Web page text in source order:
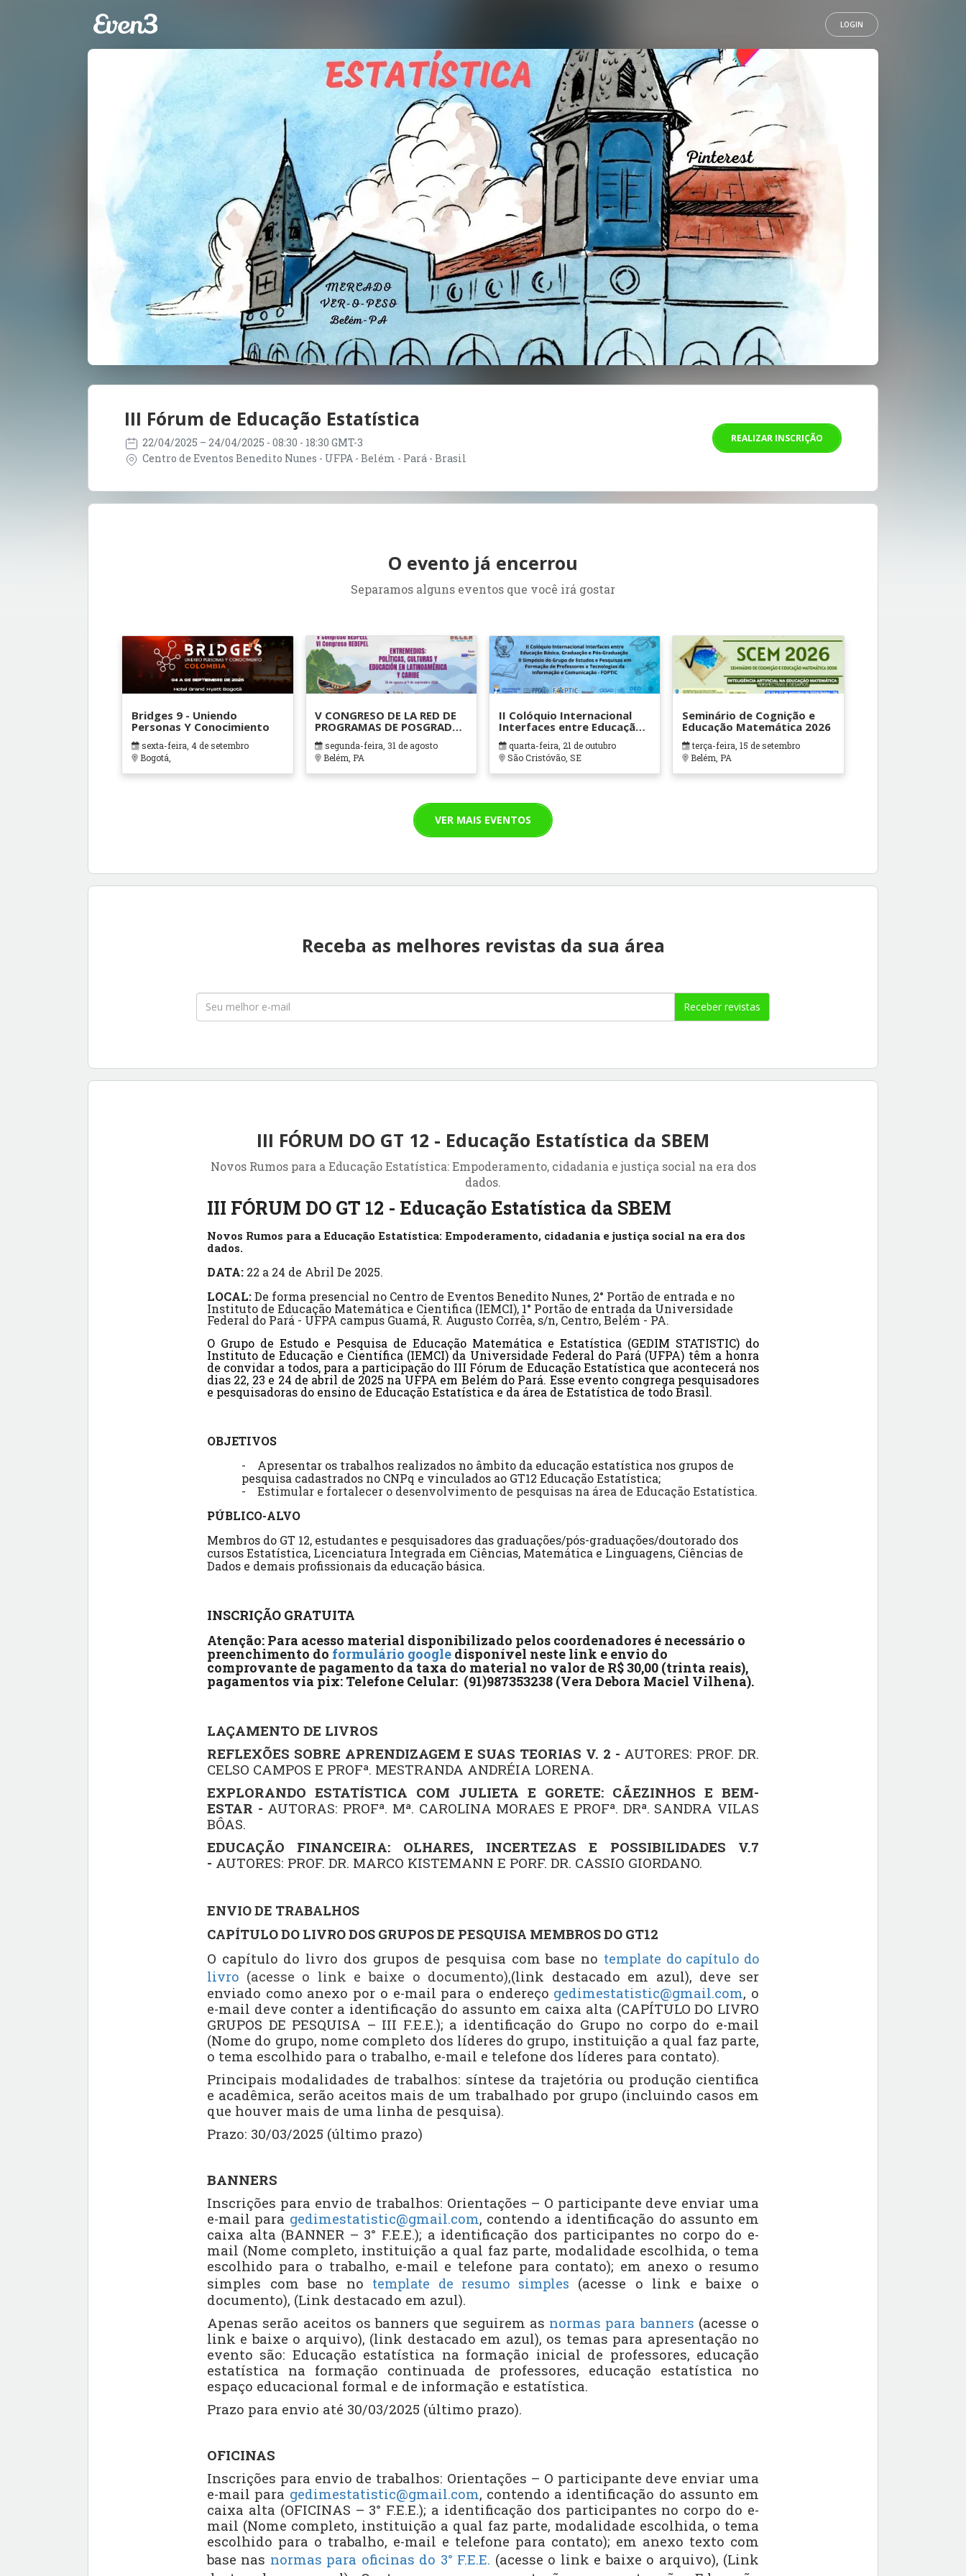
LOGIN
III Fórum de Educação Estatística
22/04/2025 – 24/04/2025 - 08:30 - 18:30 GMT-3
Centro de Eventos Benedito Nunes - UFPA - Belém - Pará - Brasil
REALIZAR INSCRIÇÃO
O evento já encerrou
Separamos alguns eventos que você irá gostar
Bridges 9 - Uniendo
Personas Y Conocimiento
sexta-feira, 4 de setembro
Bogotá,
V CONGRESO DE LA RED DE
PROGRAMAS DE POSGRADO
EN EDUCACIÓN DE AMÉRICA
LATINA Y EL CARIBE
segunda-feira, 31 de agosto
Belém, PA
II Colóquio Internacional
Interfaces entre Educação
Básica, Graduação e Pós-
Graduação II Simpósio do
Grupo de Estudos e
Pesquisas em Formação de
Comunicação – FOPTIC
quarta-feira, 21 de outubro
São Cristóvão, SE
Seminário de Cognição e
Educação Matemática 2026
terça-feira, 15 de setembro
Belém, PA
VER MAIS EVENTOS
Receba as melhores revistas da sua área
Receber revistas
III FÓRUM DO GT 12 - Educação Estatística da SBEM
Novos Rumos para a Educação Estatística: Empoderamento, cidadania e justiça social na era dos
dados.
III FÓRUM DO GT 12 - Educação Estatística da SBEM
Novos Rumos para a Educação Estatística: Empoderamento, cidadania e justiça social na era dos
dados.
DATA: 22 a 24 de Abril De 2025.
LOCAL:De forma presencial no Centro de Eventos Benedito Nunes, 2° Portão de entrada e no
Instituto de Educação Matemática e Cientifica (IEMCI), 1° Portão de entrada da Universidade
Federal do Pará - UFPA campus Guamá, R. Augusto Corrêa, s/n, Centro, Belém - PA.
O Grupo de Estudo e Pesquisa de Educação Matemática e Estatística (GEDIM STATISTIC) do
Instituto de Educação e Científica (IEMCI) da Universidade Federal do Pará (UFPA) têm a honra
de convidar a todos, para a participação do III Fórum de Educação Estatística que acontecerá nos
dias 22, 23 e 24 de abril de 2025 na UFPA em Belém do Pará. Esse evento congrega pesquisadores
e pesquisadoras do ensino de Educação Estatística e da área de Estatística de todo Brasil.
OBJETIVOS
-
Apresentar os trabalhos realizados no âmbito da educação estatística nos grupos de
pesquisa cadastrados no CNPq e vinculados ao GT12 Educação Estatística;
-
Estimular e fortalecer o desenvolvimento de pesquisas na área de Educação Estatística.
PÚBLICO-ALVO
Membros do GT 12, estudantes e pesquisadores das graduações/pós-graduações/doutorado dos
cursos Estatística, Licenciatura Integrada em Ciências, Matemática e Linguagens, Ciências de
Dados e demais profissionais da educação básica.
INSCRIÇÃO GRATUITA
Atenção: Para acesso material disponibilizado pelos coordenadores é necessário o
preenchimento do formulário google disponível neste link e envio do
comprovante de pagamento da taxa do material no valor de R$ 30,00 (trinta reais),
pagamentos via pix: Telefone Celular: (91)987353238 (Vera Debora Maciel Vilhena).
LAÇAMENTO DE LIVROS
REFLEXÕES SOBRE APRENDIZAGEM E SUAS TEORIAS V. 2 - AUTORES: PROF. DR.
CELSO CAMPOS E PROFª. MESTRANDA ANDRÉIA LORENA.
EXPLORANDO ESTATÍSTICA COM JULIETA E GORETE: CÃEZINHOS E BEM-
ESTAR - AUTORAS: PROFª. Mª. CAROLINA MORAES E PROFª. DRª. SANDRA VILAS
BÔAS.
EDUCAÇÃO FINANCEIRA: OLHARES, INCERTEZAS E POSSIBILIDADES V.7
- AUTORES: PROF. DR. MARCO KISTEMANN E PORF. DR. CASSIO GIORDANO.
ENVIO DE TRABALHOS
CAPÍTULO DO LIVRO DOS GRUPOS DE PESQUISA MEMBROS DO GT12
O capítulo do livro dos grupos de pesquisa com base no template do capítulo do
livro (acesse o link e baixe o documento),(link destacado em azul), deve ser
enviado como anexo por o e-mail para o endereço gedimestatistic@gmail.com, o
e-mail deve conter a identificação do assunto em caixa alta (CAPÍTULO DO LIVRO
GRUPOS DE PESQUISA – III F.E.E.); a identificação do Grupo no corpo do e-mail
(Nome do grupo, nome completo dos líderes do grupo, instituição a qual faz parte,
o tema escolhido para o trabalho, e-mail e telefone dos líderes para contato).
Principais modalidades de trabalhos: síntese da trajetória ou produção cientifica
e acadêmica, serão aceitos mais de um trabalhado por grupo (incluindo casos em
que houver mais de uma linha de pesquisa).
Prazo: 30/03/2025 (último prazo)
BANNERS
Inscrições para envio de trabalhos: Orientações – O participante deve enviar uma
e-mail para gedimestatistic@gmail.com, contendo a identificação do assunto em
caixa alta (BANNER – 3° F.E.E.); a identificação dos participantes no corpo do e-
mail (Nome completo, instituição a qual faz parte, modalidade escolhida, o tema
escolhido para o trabalho, e-mail e telefone para contato); em anexo o resumo
simples com base no template de resumo simples (acesse o link e baixe o
documento), (Link destacado em azul).
Apenas serão aceitos os banners que seguirem as normas para banners (acesse o
link e baixe o arquivo), (link destacado em azul), os temas para apresentação no
evento são: Educação estatística na formação inicial de professores, educação
estatística na formação continuada de professores, educação estatística no
espaço educacional formal e de informação e estatística.
Prazo para envio até 30/03/2025 (último prazo).
OFICINAS
Inscrições para envio de trabalhos: Orientações – O participante deve enviar uma
e-mail para gedimestatistic@gmail.com, contendo a identificação do assunto em
caixa alta (OFICINAS – 3° F.E.E.); a identificação dos participantes no corpo do e-
mail (Nome completo, instituição a qual faz parte, modalidade escolhida, o tema
escolhido para o trabalho, e-mail e telefone para contato); em anexo texto com
base nas normas para oficinas do 3° F.E.E. (acesse o link e baixe o arquivo), (Link